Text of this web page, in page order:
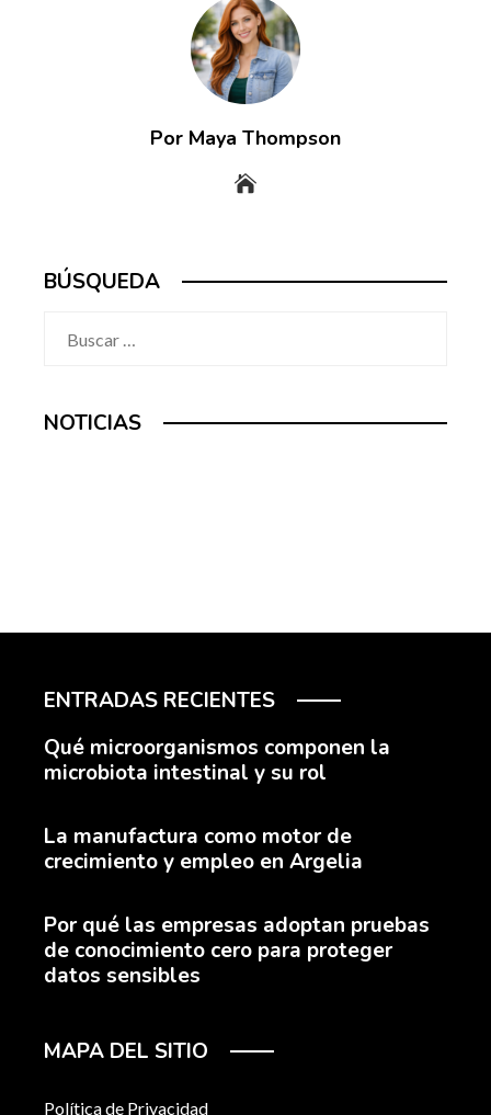
Por Maya Thompson
BÚSQUEDA
NOTICIAS
ENTRADAS RECIENTES
Qué microorganismos componen la
microbiota intestinal y su rol
La manufactura como motor de
crecimiento y empleo en Argelia
Por qué las empresas adoptan pruebas
de conocimiento cero para proteger
datos sensibles
MAPA DEL SITIO
Política de Privacidad